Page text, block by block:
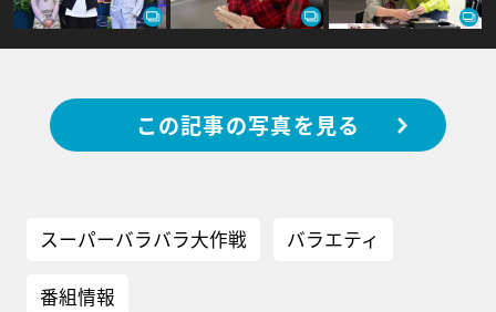
この記事の写真を見る
スーパーバラバラ大作戦 バラエティ
番組情報